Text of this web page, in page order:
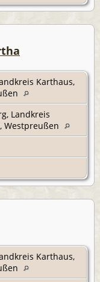
Karthaus,
Landkreis
Westpreußen
Karthaus,